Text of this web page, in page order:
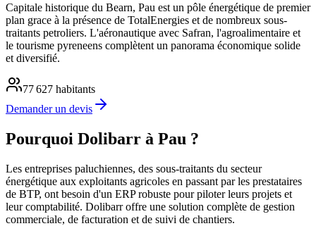
Capitale historique du Bearn, Pau est un pôle énergétique de premier
plan grace à la présence de TotalEnergies et de nombreux sous-
traitants petroliers. L'aéronautique avec Safran, l'agroalimentaire et
le tourisme pyreneens complètent un panorama économique solide
et diversifié.
77 627 habitants
Demander un devis
Pourquoi Dolibarr à Pau ?
Les entreprises paluchiennes, des sous-traitants du secteur
énergétique aux exploitants agricoles en passant par les prestataires
de BTP, ont besoin d'un ERP robuste pour piloter leurs projets et
leur comptabilité. Dolibarr offre une solution complète de gestion
commerciale, de facturation et de suivi de chantiers.